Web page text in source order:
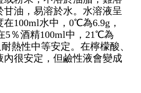
of 5
甘油，易溶於水。水溶液呈
100ml水中，0℃為6.9g，
5％酒精100ml中，21℃為
熱性中等安定。在檸檬酸、
內很安定，但鹼性液會變成